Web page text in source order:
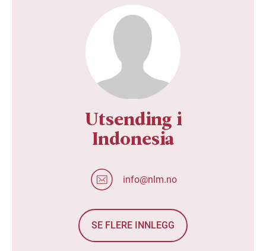
Utsending i
Indonesia
info@nlm.no
SE FLERE INNLEGG